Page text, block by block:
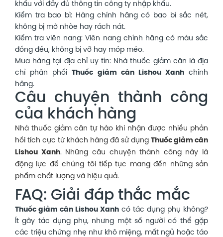
khẩu với đầy đủ thông tin công ty nhập khẩu.
Kiểm tra bao bì: Hàng chính hãng có bao bì sắc nét,
không bị mờ nhòe hay rách nát.
Kiểm tra viên nang: Viên nang chính hãng có màu sắc
đồng đều, không bị vỡ hay móp méo.
Mua hàng tại địa chỉ uy tín: Nhà thuốc giảm cân là địa
chỉ phân phối
Thuốc giảm cân Lishou Xanh
chính
hãng.
Câu chuyện thành công
của khách hàng
Nhà thuốc giảm cân tự hào khi nhận được nhiều phản
hồi tích cực từ khách hàng đã sử dụng Thuốc giảm cân
Lishou Xanh. Những câu chuyện thành công này là
động lực để chúng tôi tiếp tục mang đến những sản
phẩm chất lượng và hiệu quả.
FAQ: Giải đáp thắc mắc
Thuốc giảm cân Lishou Xanh có tác dụng phụ không?
Ít gây tác dụng phụ, nhưng một số người có thể gặp
các triệu chứng nhẹ như khô miệng, mất ngủ hoặc táo